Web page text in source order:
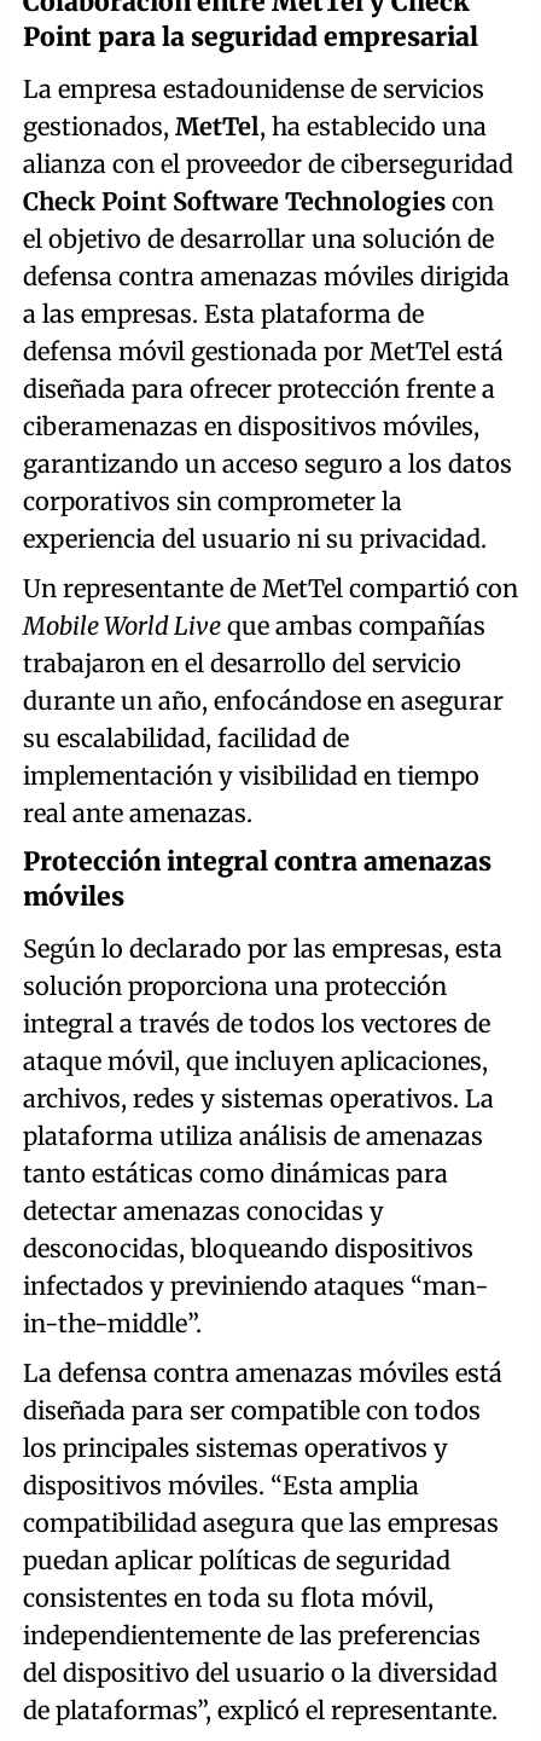
Point para la seguridad empresarial
La empresa estadounidense de servicios
gestionados, MetTel, ha establecido una
alianza con el proveedor de ciberseguridad
Check Point Software Technologies con
el objetivo de desarrollar una solución de
defensa contra amenazas móviles dirigida
a las empresas. Esta plataforma de
defensa móvil gestionada por MetTel está
diseñada para ofrecer protección frente a
ciberamenazas en dispositivos móviles,
garantizando un acceso seguro a los datos
corporativos sin comprometer la
experiencia del usuario ni su privacidad.
Un representante de MetTel compartió con
Mobile World Live que ambas compañías
trabajaron en el desarrollo del servicio
durante un año, enfocándose en asegurar
su escalabilidad, facilidad de
implementación y visibilidad en tiempo
real ante amenazas.
Protección integral contra amenazas
móviles
Según lo declarado por las empresas, esta
solución proporciona una protección
integral a través de todos los vectores de
ataque móvil, que incluyen aplicaciones,
archivos, redes y sistemas operativos. La
plataforma utiliza análisis de amenazas
tanto estáticas como dinámicas para
detectar amenazas conocidas y
desconocidas, bloqueando dispositivos
infectados y previniendo ataques “man-
in-the-middle”.
La defensa contra amenazas móviles está
diseñada para ser compatible con todos
los principales sistemas operativos y
dispositivos móviles. “Esta amplia
compatibilidad asegura que las empresas
puedan aplicar políticas de seguridad
consistentes en toda su flota móvil,
independientemente de las preferencias
del dispositivo del usuario o la diversidad
de plataformas”, explicó el representante.